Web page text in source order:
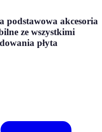
podstawowa akcesoria
ze wszystkimi
płyta